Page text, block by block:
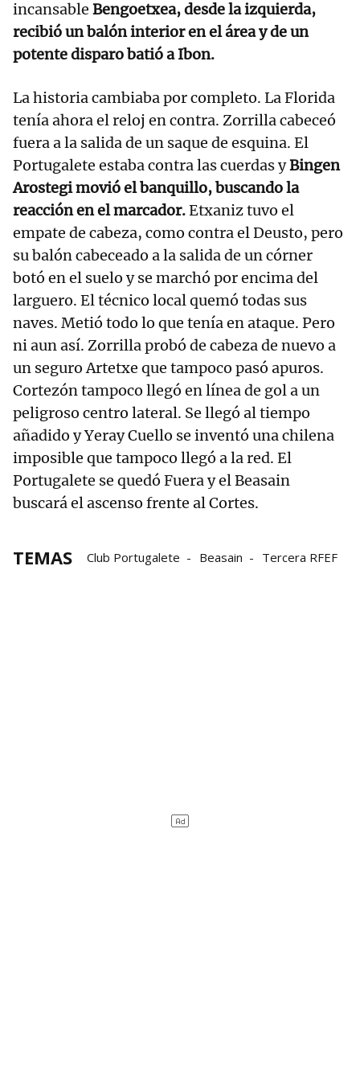
incansable Bengoetxea, desde la izquierda,
recibió un balón interior en el área y de un
potente disparo batió a Ibon.
La historia cambiaba por completo. La Florida
tenía ahora el reloj en contra. Zorrilla cabeceó
fuera a la salida de un saque de esquina. El
Portugalete estaba contra las cuerdas yBingen
Arostegi movió el banquillo, buscando la
reacción en el marcador.Etxaniz tuvo el
empate de cabeza, como contra el Deusto, pero
su balón cabeceado a la salida de un córner
botó en el suelo y se marchó por encima del
larguero. El técnico local quemó todas sus
naves. Metió todo lo que tenía en ataque. Pero
ni aun así. Zorrilla probó de cabeza de nuevo a
un seguro Artetxe que tampoco pasó apuros.
Cortezón tampoco llegó en línea de gol a un
peligroso centro lateral. Se llegó al tiempo
añadido y Yeray Cuello se inventó una chilena
imposible que tampoco llegó a la red. El
Portugalete se quedó Fuera y el Beasain
buscará el ascenso frente al Cortes.
TEMAS Club Portugalete Beasain Tercera RFEF